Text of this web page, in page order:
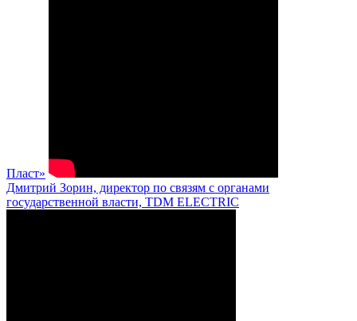
Пласт»
Дмитрий Зорин, директор по связям с органами
государственной власти, TDM ELECTRIC